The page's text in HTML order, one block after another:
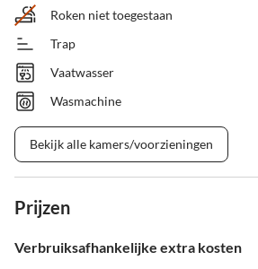
Roken niet toegestaan
Trap
Vaatwasser
Wasmachine
Bekijk alle kamers/voorzieningen
Prijzen
Verbruiksafhankelijke extra kosten